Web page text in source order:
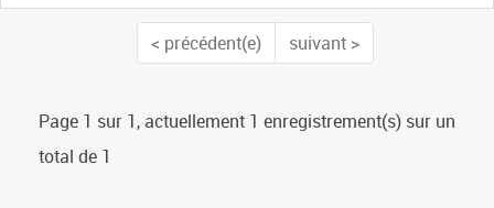
< précédent(e) suivant >
Page 1 sur 1, actuellement 1 enregistrement(s) sur un
total de 1